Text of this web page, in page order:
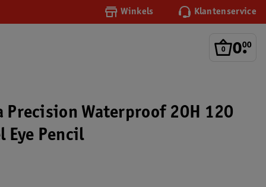
Winkels Klantenservice
0.
00
Precision Waterproof 20H 120
Eye Pencil